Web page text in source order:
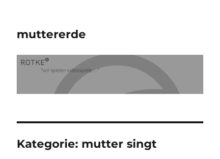
muttererde
Kategorie: mutter singt